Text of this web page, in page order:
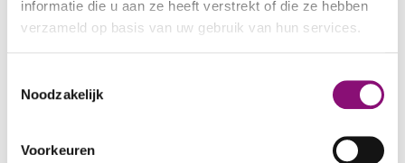
informatie die u aan ze heeft verstrekt of die ze hebben
verzameld op basis van uw gebruik van hun services.
kunnen ontvangen en verwerken.
Noodzakelijk
Voorkeuren
en warm. Responsiviteit betekent dat
begeleiders
verstaanbare gedrag van cliënten te begrijpen
en te beantwoorden. Er wordt eclectisch (het
begeleidingsmethodieken en instrumenten)